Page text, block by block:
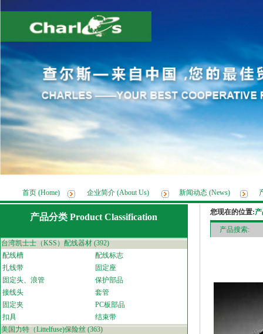
首页 (Home) 企业简介 (About Us) 新闻动态 (News)
产品分类 Product Classification 您现在的位置:
产品搜索:
台湾凯士士（KSS）配线器材 (392)
配线槽
配线标志
扎线带
固定座
固定头、浪管
保护部品
接线头
套管
固定夹
PC板部品
扣具
结束带
美国力特（Littelfuse)保险丝 (363)